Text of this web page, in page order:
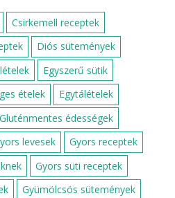
Csirkemell receptek
Diós sütemények
Egyszerű sütik
ételek
Egytálételek
Gluténmentes édességek
levesek
Gyors receptek
Gyors süti receptek
Gyümölcsös sütemények